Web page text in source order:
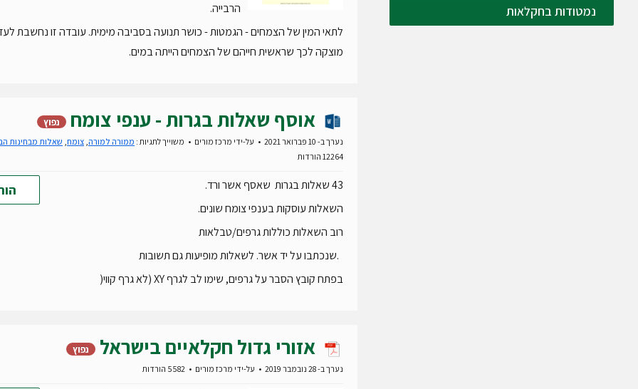
הרבייה.
לתאי המין של הצמחים - הגמטות - כושר תנועה בסביבה מימית. עובדה זו נחשבת
מוצקה לכך שראשית חייהם של הצמחים הייתה במים.
אוסף שאלות בגרות - ענפי צומח נפוץ
נערך ב- 10 פברואר 2021 על-ידי מרכז מורים משוייך לתגיות : ממורה למורה,צומח, שאלות מבחינות
12264 הורדות
43 שאלות בגרות שאסף אשר ורד.
השאלות עוסקות בענפי צומח שונים.
רוב השאלות כוללות גרפים/טבלאות
.שנכתבו על יד אשר. לשאלות מופיעות גם תשובות
בפתח קובץ הסבר על גרפים, שימו לב לגרף XY (לא גרף קווי(
אזורי גדול חקלאיים בישראל נפוץ
נערך ב- 28 נובמבר 2019 על-ידי מרכז מורים 5582 הורדות
נמטודות בחקלאות